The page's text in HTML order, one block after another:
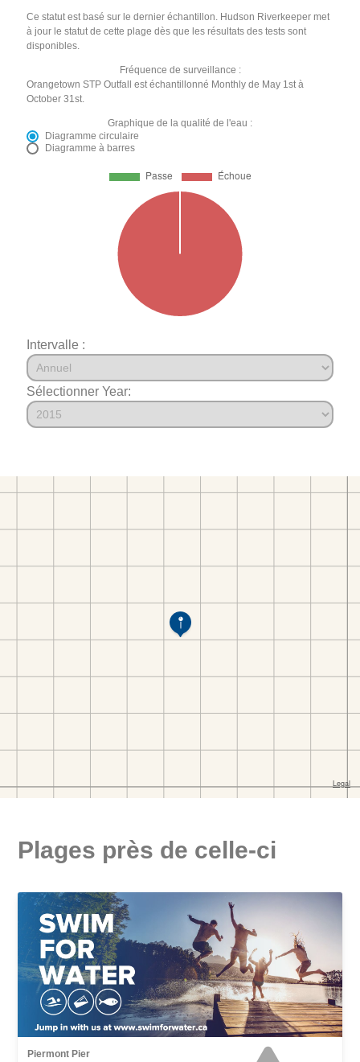
Ce statut est basé sur le dernier échantillon. Hudson Riverkeeper met
à jour le statut de cette plage dès que les résultats des tests sont
disponibles.
Fréquence de surveillance :
Orangetown STP Outfall est échantillonné Monthly de May 1st à
October 31st.
Graphique de la qualité de l'eau :
Diagramme circulaire
Diagramme à barres
Intervalle :
Sélectionner Year:
Plages près de celle-ci
Piermont Pier